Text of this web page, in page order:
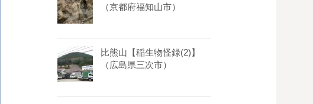
（京都府福知山市）
比熊山【稲生物怪録(2)】
（広島県三次市）